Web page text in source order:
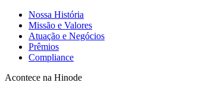
Nossa História
Missão e Valores
Atuação e Negócios
Prêmios
Compliance
Acontece na Hinode